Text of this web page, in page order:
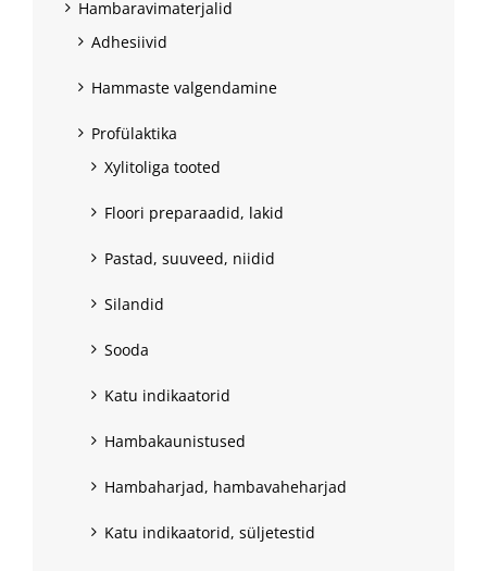
Hambaravimaterjalid
Adhesiivid
Hammaste valgendamine
Profülaktika
Xylitoliga tooted
Floori preparaadid, lakid
Pastad, suuveed, niidid
Silandid
Sooda
Katu indikaatorid
Hambakaunistused
Hambaharjad, hambavaheharjad
Katu indikaatorid, süljetestid